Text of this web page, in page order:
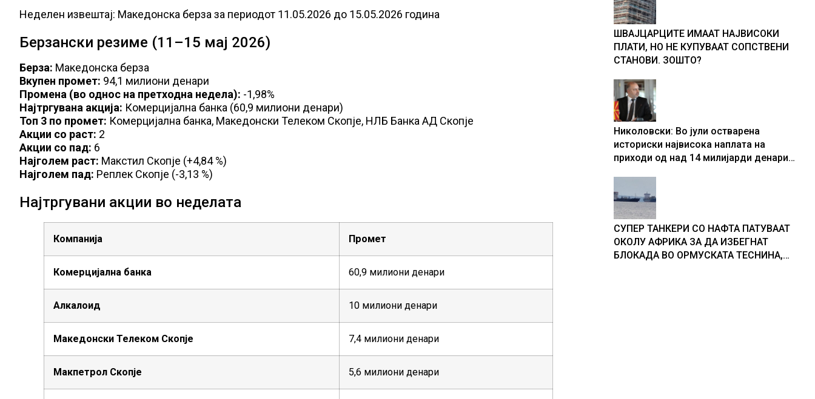
Неделен извештај: Македонска берза за периодот 11.05.2026 до 15.05.2026 година
Берзански резиме (11–15 мај 2026)
Берза: Македонска берза
Вкупен промет: 94,1 милиони денари
Промена (во однос на претходна недела): -1,98%
Најтргувана акција: Комерцијална банка (60,9 милиони денари)
Топ 3 по промет: Комерцијална банка, Македонски Телеком Скопје, НЛБ Банка АД Скопје
Акции со раст: 2
Акции со пад: 6
Најголем раст: Макстил Скопје (+4,84 %)
Најголем пад: Реплек Скопје (-3,13 %)
Најтргувани акции во неделата
Компанија Промет
Комерцијална банка 60,9 милиони денари
Алкалоид 10 милиони денари
Македонски Телеком Скопје 7,4 милиони денари
Макпетрол Скопје 5,6 милиони денари
ШВАЈЦАРЦИТЕ ИМААТ НАЈВИСОКИ
ПЛАТИ, НО НЕ КУПУВААТ СОПСТВЕНИ
СТАНОВИ. ЗОШТО?
Николовски: Во јули остварена
историски највисока наплата на
приходи од над 14 милијарди денари
СУПЕР ТАНКЕРИ СО НАФТА ПАТУВААТ
ОКОЛУ АФРИКА ЗА ДА ИЗБЕГНАТ
БЛОКАДА ВО ОРМУСКАТА ТЕСНИНА,